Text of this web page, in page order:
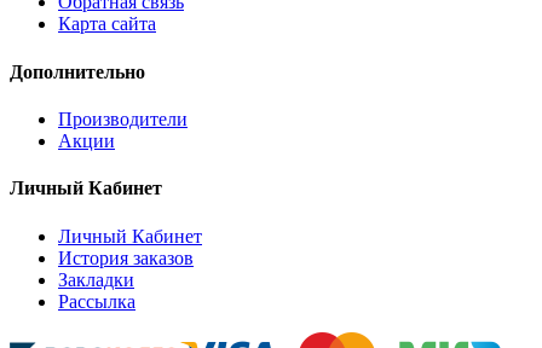
Карта сайта
Дополнительно
Производители
Акции
Личный Кабинет
Личный Кабинет
История заказов
Закладки
Рассылка